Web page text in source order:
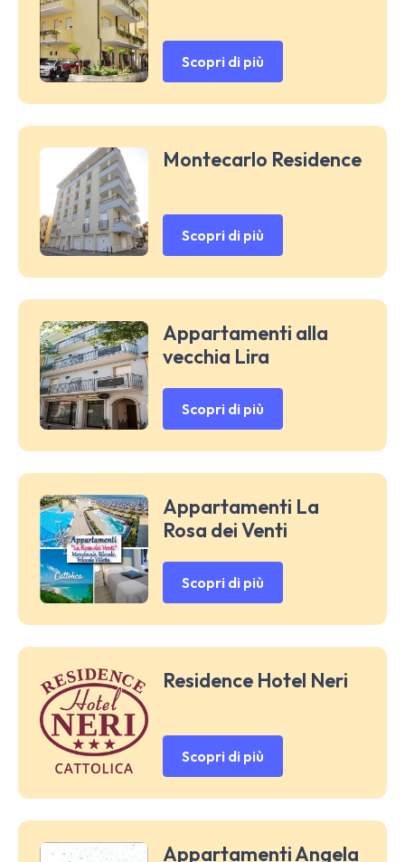
Scopri di più
Montecarlo Residence
Scopri di più
Appartamenti alla
vecchia Lira
Scopri di più
Appartamenti La
Rosa dei Venti
Scopri di più
Residence Hotel Neri
Scopri di più
Appartamenti Angela